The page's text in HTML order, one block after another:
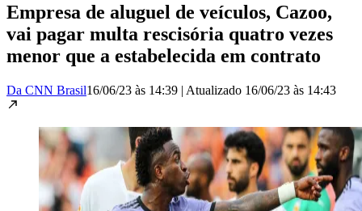
Empresa de aluguel de veículos, Cazoo,
vai pagar multa rescisória quatro vezes
menor que a estabelecida em contrato
Da CNN Brasil16/06/23 às 14:39 | Atualizado 16/06/23 às 14:43